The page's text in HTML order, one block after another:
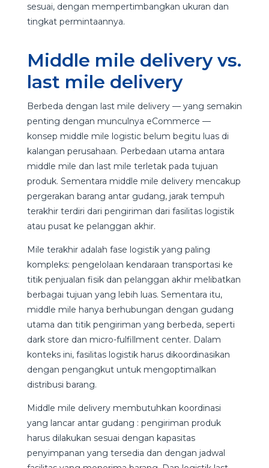
sesuai, dengan mempertimbangkan ukuran dan
tingkat permintaannya.
Middle mile delivery vs.
last mile delivery
Berbeda dengan last mile delivery — yang semakin
penting dengan munculnya eCommerce —
konsep middle mile logistic belum begitu luas di
kalangan perusahaan. Perbedaan utama antara
middle mile dan last mile terletak pada tujuan
produk. Sementara middle mile delivery mencakup
pergerakan barang antar gudang, jarak tempuh
terakhir terdiri dari pengiriman dari fasilitas logistik
atau pusat ke pelanggan akhir.
Mile terakhir adalah fase logistik yang paling
kompleks: pengelolaan kendaraan transportasi ke
titik penjualan fisik dan pelanggan akhir melibatkan
berbagai tujuan yang lebih luas. Sementara itu,
middle mile hanya berhubungan dengan gudang
utama dan titik pengiriman yang berbeda, seperti
dark store dan micro-fulfillment center. Dalam
konteks ini, fasilitas logistik harus dikoordinasikan
dengan pengangkut untuk mengoptimalkan
distribusi barang.
Middle mile delivery membutuhkan koordinasi
yang lancar antar gudang : pengiriman produk
harus dilakukan sesuai dengan kapasitas
penyimpanan yang tersedia dan dengan jadwal